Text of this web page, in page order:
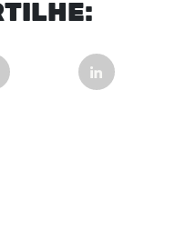
LHE:
NO FACEBOOK EM NOVA
POST NO